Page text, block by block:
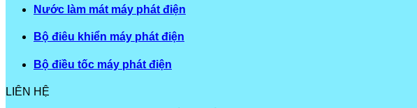
Nước làm mát máy phát điện
Bộ điêu khiển máy phát điện
Bộ điều tốc máy phát điện
LIÊN HỆ